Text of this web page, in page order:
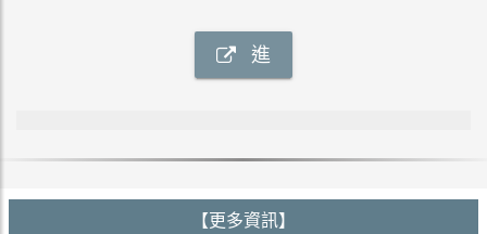
進
【更多資訊】